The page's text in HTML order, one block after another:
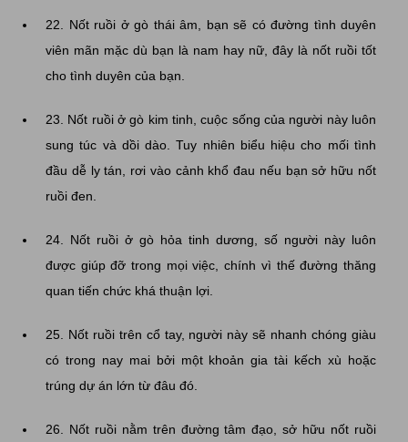
22. Nốt ruồi ở gò thái âm, bạn sẽ có đường tình duyên
viên mãn mặc dù bạn là nam hay nữ, đây là nốt ruồi tốt
cho tình duyên của bạn.
23. Nốt ruồi ở gò kim tinh, cuộc sống của người này luôn
sung túc và dồi dào. Tuy nhiên biểu hiệu cho mối tình
đầu dễ ly tán, rơi vào cảnh khổ đau nếu bạn sở hữu nốt
ruồi đen.
24. Nốt ruồi ở gò hỏa tinh dương, số người này luôn
được giúp đỡ trong mọi việc, chính vì thế đường thăng
quan tiến chức khá thuận lợi.
25. Nốt ruồi trên cổ tay, người này sẽ nhanh chóng giàu
có trong nay mai bởi một khoản gia tài kếch xù hoặc
trúng dự án lớn từ đâu đó.
26. Nốt ruồi nằm trên đường tâm đạo, sở hữu nốt ruồi